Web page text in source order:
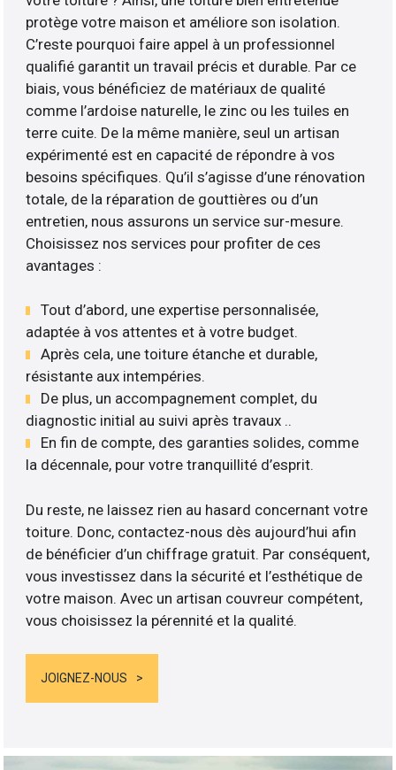
protège votre maison et améliore son isolation.
C’reste pourquoi faire appel à un professionnel
qualifié garantit un travail précis et durable. Par ce
biais, vous bénéficiez de matériaux de qualité
comme l’ardoise naturelle, le zinc ou les tuiles en
terre cuite. De la même manière, seul un artisan
expérimenté est en capacité de répondre à vos
besoins spécifiques. Qu’il s’agisse d’une rénovation
totale, de la réparation de gouttières ou d’un
entretien, nous assurons un service sur-mesure.
Choisissez nos services pour profiter de ces
avantages :
Tout d’abord, une expertise personnalisée,
adaptée à vos attentes et à votre budget.
Après cela, une toiture étanche et durable,
résistante aux intempéries.
De plus, un accompagnement complet, du
diagnostic initial au suivi après travaux ..
En fin de compte, des garanties solides, comme
la décennale, pour votre tranquillité d’esprit.
Du reste, ne laissez rien au hasard concernant votre
toiture. Donc, contactez-nous dès aujourd’hui afin
de bénéficier d’un chiffrage gratuit. Par conséquent,
vous investissez dans la sécurité et l’esthétique de
votre maison. Avec un artisan couvreur compétent,
vous choisissez la pérennité et la qualité.
JOIGNEZ-NOUS